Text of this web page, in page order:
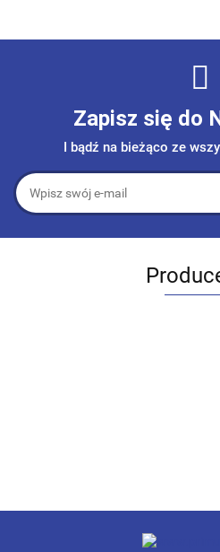
Zapisz się do
I bądź na bieżąco ze